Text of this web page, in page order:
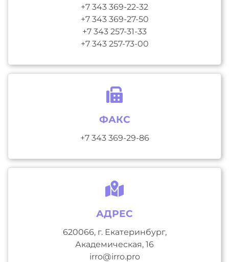
+7 343 369-22-32
+7 343 369-27-50
+7 343 257-31-33
+7 343 257-73-00
ФАКС
+7 343 369-29-86
АДРЕС
620066, г. Екатеринбург,
Академическая, 16
irro@irro.pro